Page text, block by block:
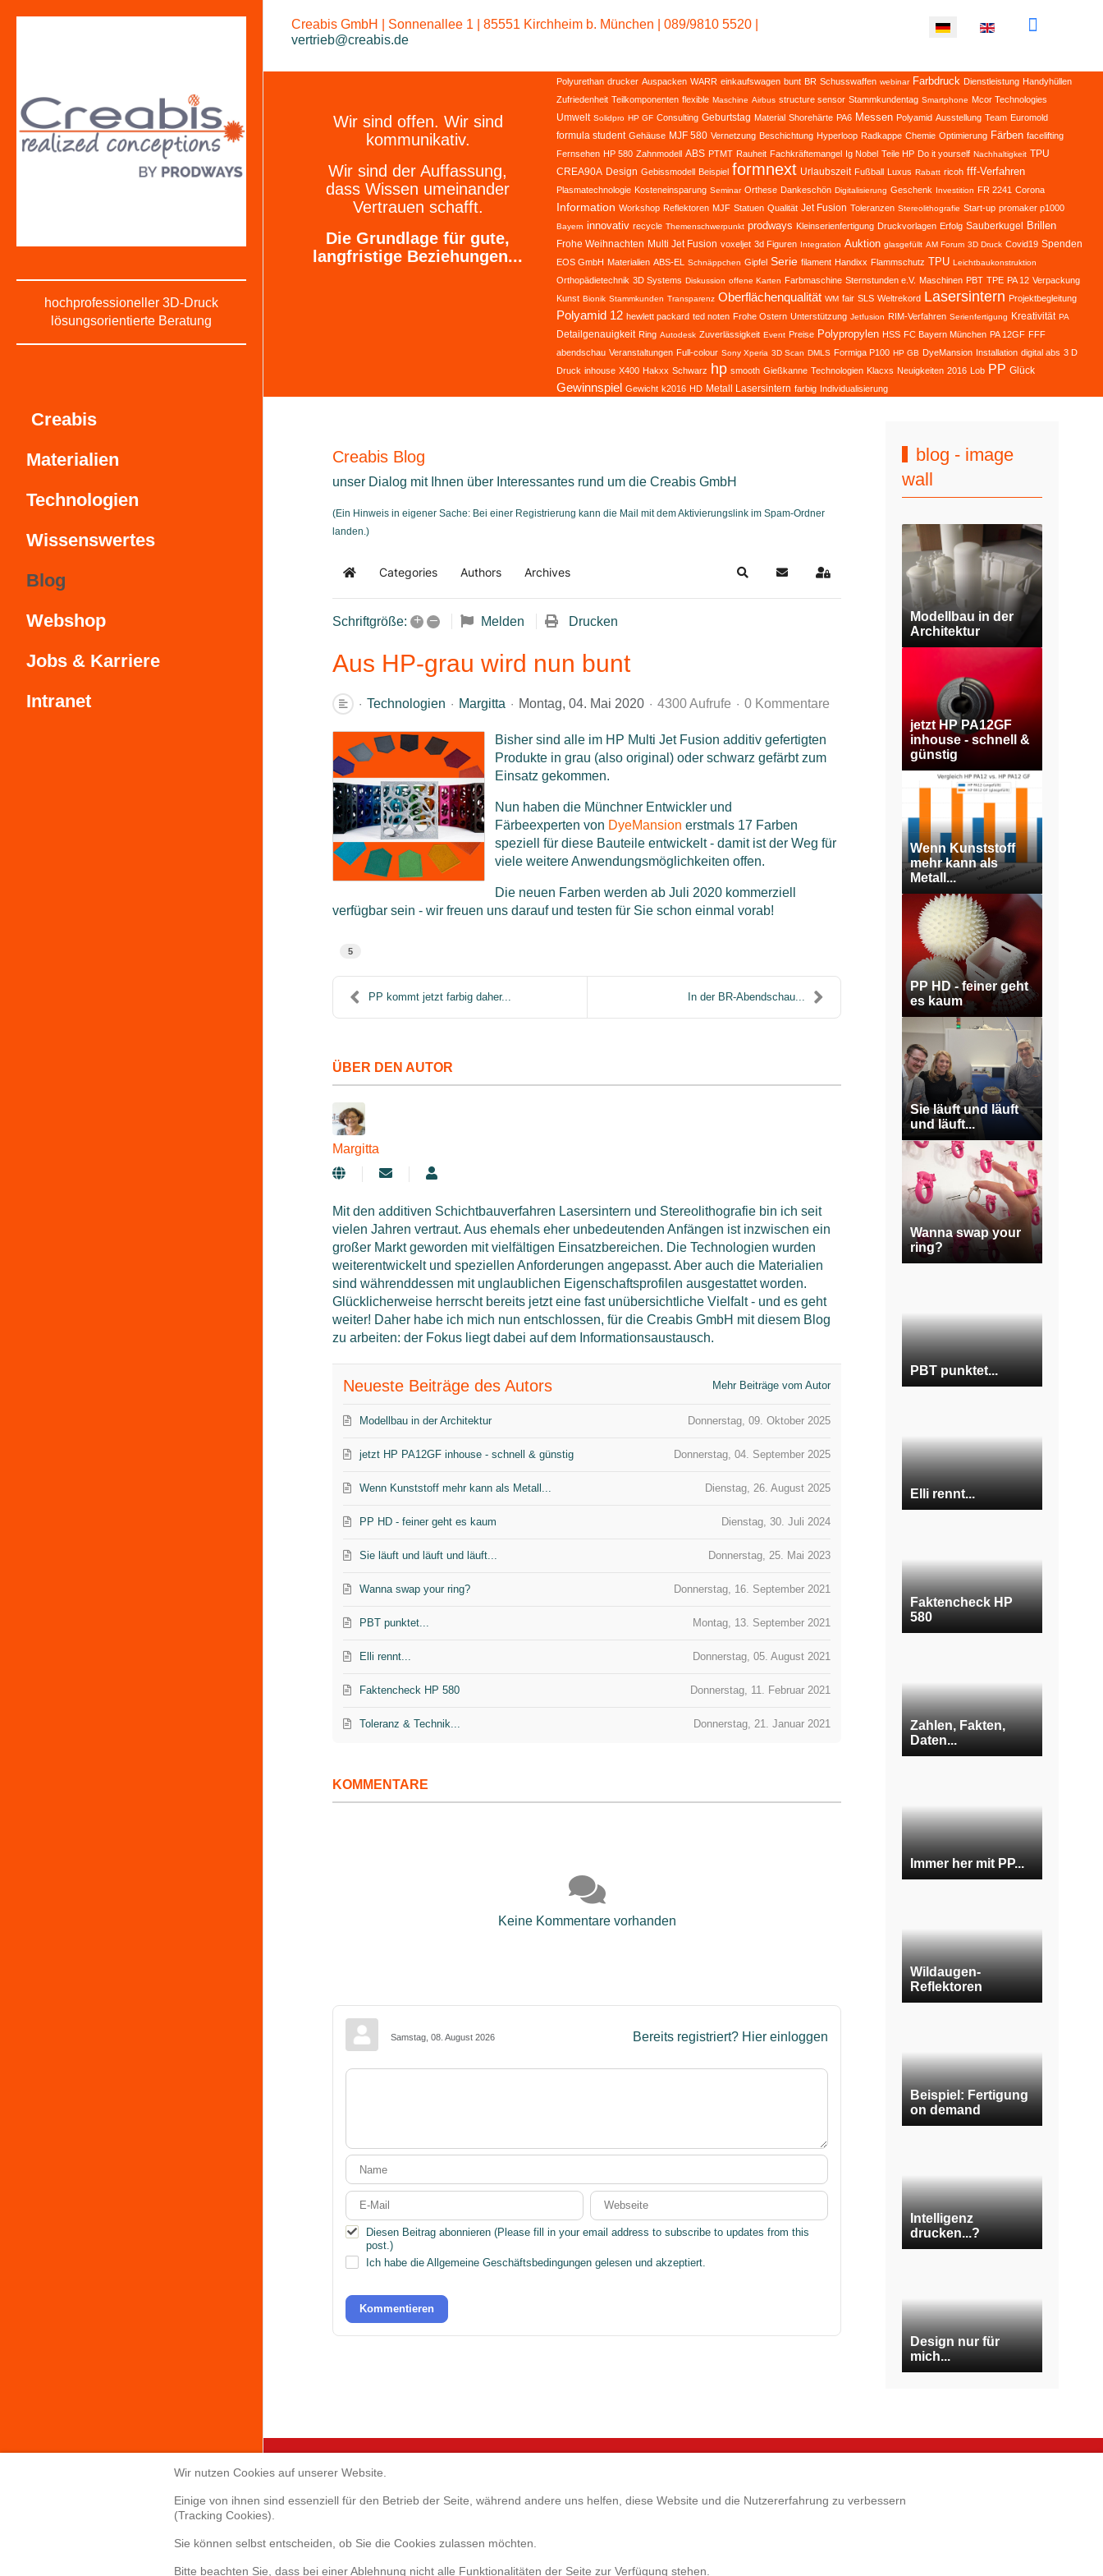
hochprofessioneller 3D-Druck
lösungsorientierte Beratung
Creabis
Materialien
Technologien
Wissenswertes
Blog
Webshop
Jobs & Karriere
Intranet
Creabis GmbH | Sonnenallee 1 | 85551 Kirchheim b. München | 089/9810 5520 |
vertrieb@creabis.de
Sprache auswählen
Wir sind offen. Wir sind
kommunikativ.
Wir sind der Auffassung,
dass Wissen umeinander
Vertrauen schafft.
Die Grundlage für gute,
langfristige Beziehungen...
Polyurethan drucker Auspacken WARR einkaufswagen bunt BR Schusswaffen webinar Farbdruck Dienstleistung Handyhüllen
Zufriedenheit Teilkomponenten flexible Maschine Airbus structure sensor Stammkundentag Smartphone Mcor Technologies
Umwelt Solidpro HP GF Consulting Geburtstag Material Shorehärte PA6 Messen Polyamid Ausstellung Team Euromold
formula student Gehäuse MJF 580 Vernetzung Beschichtung Hyperloop Radkappe Chemie Optimierung Färben facelifting
Fernsehen HP 580 Zahnmodell ABS PTMT Rauheit Fachkräftemangel Ig Nobel Teile HP Do it yourself Nachhaltigkeit TPU
CREA90A Design Gebissmodell Beispiel formnext Urlaubszeit Fußball Luxus Rabatt ricoh fff-Verfahren
Plasmatechnologie Kosteneinsparung Seminar Orthese Dankeschön Digitalisierung Geschenk Investition FR 2241 Corona
Information Workshop Reflektoren MJF Statuen Qualität Jet Fusion Toleranzen Stereolithografie Start-up promaker p1000
Bayern innovativ recycle Themenschwerpunkt prodways Kleinserienfertigung Druckvorlagen Erfolg Sauberkugel Brillen
Frohe Weihnachten Multi Jet Fusion voxeljet 3d Figuren Integration Auktion glasgefüllt AM Forum 3D Druck Covid19 Spenden
EOS GmbH Materialien ABS-EL Schnäppchen Gipfel Serie filament Handixx Flammschutz TPU Leichtbaukonstruktion
Orthopädietechnik 3D Systems Diskussion offene Karten Farbmaschine Sternstunden e.V. Maschinen PBT TPE PA 12 Verpackung
Kunst Bionik Stammkunden Transparenz Oberflächenqualität WM fair SLS Weltrekord Lasersintern Projektbegleitung
Polyamid 12 hewlett packard ted noten Frohe Ostern Unterstützung Jetfusion RIM-Verfahren Serienfertigung Kreativität PA
Detailgenauigkeit Ring Autodesk Zuverlässigkeit Event Preise Polypropylen HSS FC Bayern München PA 12GF FFF
abendschau Veranstaltungen Full-colour Sony Xperia 3D Scan DMLS Formiga P100 HP GB DyeMansion Installation digital abs 3 D
Druck inhouse X400 Hakxx Schwarz hp smooth Gießkanne Technologien Klacxs Neuigkeiten 2016 Lob PP Glück
Gewinnspiel Gewicht k2016 HD Metall Lasersintern farbig Individualisierung
Creabis Blog
unser Dialog mit Ihnen über Interessantes rund um die Creabis GmbH
(Ein Hinweis in eigener Sache: Bei einer Registrierung kann die Mail mit dem Aktivierungslink im Spam-Ordner
landen.)
Home Categories Authors Archives SearchUpdates abonnieren
Sign In
Schriftgröße: + – Melden Drucken
Aus HP-grau wird nun bunt
Technologien Margitta Montag, 04. Mai 2020 4300 Aufrufe 0 Kommentare
Bisher sind alle im HP Multi Jet Fusion additiv gefertigten
Produkte in grau (also original) oder schwarz gefärbt zum
Einsatz gekommen.
Nun haben die Münchner Entwickler und
Färbeexperten von DyeMansion erstmals 17 Farben
speziell für diese Bauteile entwickelt - damit ist der Weg für
viele weitere Anwendungsmöglichkeiten offen.
Die neuen Farben werden ab Juli 2020 kommerziell
verfügbar sein - wir freuen uns darauf und testen für Sie schon einmal vorab!
5
PP kommt jetzt farbig daher... In der BR-Abendschau...
ÜBER DEN AUTOR
Margitta
Updates abonnieren
Margitta
Mit den additiven Schichtbauverfahren Lasersintern und Stereolithografie bin ich seit
vielen Jahren vertraut. Aus ehemals eher unbedeutenden Anfängen ist inzwischen ein
großer Markt geworden mit vielfältigen Einsatzbereichen. Die Technologien wurden
weiterentwickelt und speziellen Anforderungen angepasst. Aber auch die Materialien
sind währenddessen mit unglaublichen Eigenschaftsprofilen ausgestattet worden.
Glücklicherweise herrscht bereits jetzt eine fast unübersichtliche Vielfalt - und es geht
weiter! Daher habe ich mich nun entschlossen, für die Creabis GmbH mit diesem Blog
zu arbeiten: der Fokus liegt dabei auf dem Informationsaustausch.
Neueste Beiträge des Autors Mehr Beiträge vom Autor
Donnerstag, 09. Oktober 2025
Modellbau in der Architektur
Donnerstag, 04. September 2025
jetzt HP PA12GF inhouse - schnell & günstig
Dienstag, 26. August 2025
Wenn Kunststoff mehr kann als Metall...
Dienstag, 30. Juli 2024
PP HD - feiner geht es kaum
Donnerstag, 25. Mai 2023
Sie läuft und läuft und läuft...
Donnerstag, 16. September 2021
Wanna swap your ring?
Montag, 13. September 2021
PBT punktet...
Donnerstag, 05. August 2021
Elli rennt...
Donnerstag, 11. Februar 2021
Faktencheck HP 580
Donnerstag, 21. Januar 2021
Toleranz & Technik...
KOMMENTARE
Keine Kommentare vorhanden
Bereits registriert? Hier einloggen
Samstag, 08. August 2026
Diesen Beitrag abonnieren (Please fill in your email address to subscribe to updates from this
post.)
Ich habe die Allgemeine Geschäftsbedingungen gelesen und akzeptiert.
Kommentieren
blog - image
wall
Modellbau in der
Architektur
jetzt HP PA12GF
inhouse - schnell &
günstig
Wenn Kunststoff
mehr kann als
Metall...
PP HD - feiner geht
es kaum
Sie läuft und läuft
und läuft...
Wanna swap your
ring?
PBT punktet...
Elli rennt...
Faktencheck HP
580
Zahlen, Fakten,
Daten...
Immer her mit PP...
Wildaugen-
Reflektoren
Beispiel: Fertigung
on demand
Intelligenz
drucken...?
Design nur für
mich...
Creabis GmbH
85551 Kirchheim b. München
Service
Umfrage 3D-Druck
Wir nutzen Cookies auf unserer Website.
Einige von ihnen sind essenziell für den Betrieb der Seite, während andere uns helfen, diese Website und die Nutzererfahrung zu verbessern
(Tracking Cookies).
Sie können selbst entscheiden, ob Sie die Cookies zulassen möchten.
Bitte beachten Sie, dass bei einer Ablehnung nicht alle Funktionalitäten der Seite zur Verfügung stehen.